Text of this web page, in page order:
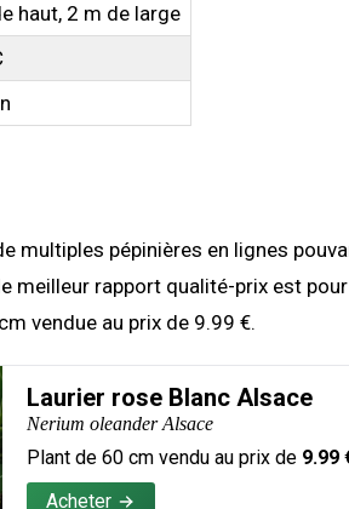
haut, 2 m de large
multiples pépinières en lignes
meilleur rapport qualité-prix est
vendue au prix de 9.99 €.
Laurier rose Blanc Alsace
Nerium oleander Alsace
Plant de 60 cm vendu au prix de 9.99
Acheter